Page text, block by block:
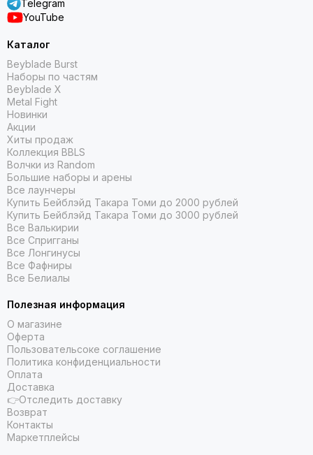
Telegram
YouTube
Каталог
Beyblade Burst
Наборы по частям
Beyblade X
Metal Fight
Новинки
Акции
Хиты продаж
Коллекция BBLS
Волчки из Random
Большие наборы и арены
Все лаунчеры
Купить Бейблэйд Такара Томи до 2000 рублей
Купить Бейблэйд Такара Томи до 3000 рублей
Все Валькирии
Все Спригганы
Все Лонгинусы
Все Фафниры
Все Белиалы
Полезная информация
О магазине
Оферта
Пользовательсоке соглашение
Политика конфиденциальности
Оплата
Доставка
👉Отследить доставку
Возврат
Контакты
Маркетплейсы